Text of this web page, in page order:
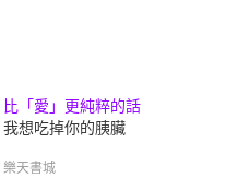
比「愛」更純粹的話
我想吃掉你的胰臟
樂天書城